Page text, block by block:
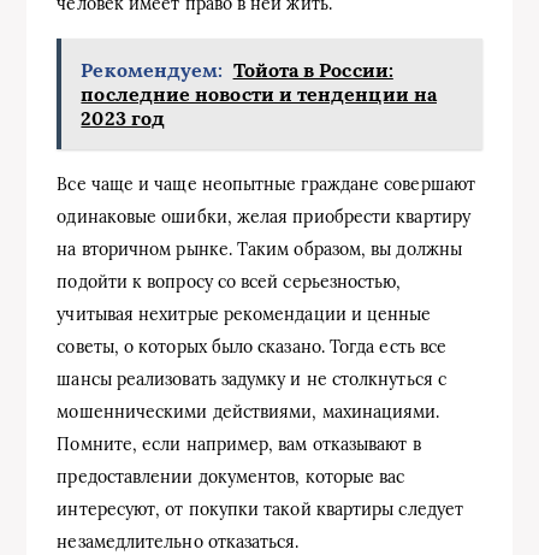
Рекомендуем: Тойота в России:
последние новости и тенденции на
2023 год
Все чаще и чаще неопытные граждане совершают
одинаковые ошибки, желая приобрести квартиру
на вторичном рынке. Таким образом, вы должны
подойти к вопросу со всей серьезностью,
учитывая нехитрые рекомендации и ценные
советы, о которых было сказано. Тогда есть все
шансы реализовать задумку и не столкнуться с
мошенническими действиями, махинациями.
Помните, если например, вам отказывают в
предоставлении документов, которые вас
интересуют, от покупки такой квартиры следует
незамедлительно отказаться.